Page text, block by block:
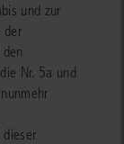
und zur
der
Nr. 5a und